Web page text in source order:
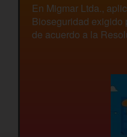
En Migmar Ltda.,
Bioseguridad exigido
de acuerdo a la